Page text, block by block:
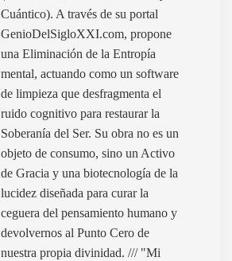
Cuántico). A través de su portal
GenioDelSigloXXI.com, propone
una Eliminación de la Entropía
mental, actuando como un software
de limpieza que desfragmenta el
ruido cognitivo para restaurar la
Soberanía del Ser. Su obra no es un
objeto de consumo, sino un Activo
de Gracia y una biotecnología de la
lucidez diseñada para curar la
ceguera del pensamiento humano y
devolvernos al Punto Cero de
nuestra propia divinidad. /// "Mi